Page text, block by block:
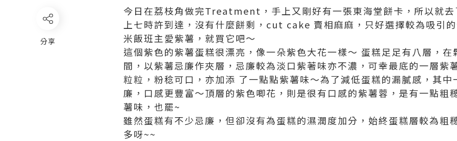
今日在荔枝角做完Treatment，手上又剛好有一張東海堂餅卡，所以就
上七時許到達，沒有什麼餅剩，cut cake 賣相麻麻，只好選擇較為吸引
米飯班主愛紫薯，就買它吧～
這個紫色的紫薯蛋糕很漂亮，像一朵紫色大花一樣～ 蛋糕足足有八層，
間，以紫薯忌廉作夾層，忌廉較為淡口紫著味亦不濃，可幸最底的一層紫
粒粒，粉稔可口，亦加添 了一點點紫薯味～為了減低蛋糕的漏膩感，其
廉，口感更豐富～頂層的紫色唧花，則是很有口感的紫薯蓉，是有一點粗
薯味，也罷~
雖然蛋糕有不少忌廉，但卻沒有為蛋糕的濕潤度加分，始終蛋糕層較為粗
多呀~~
分享